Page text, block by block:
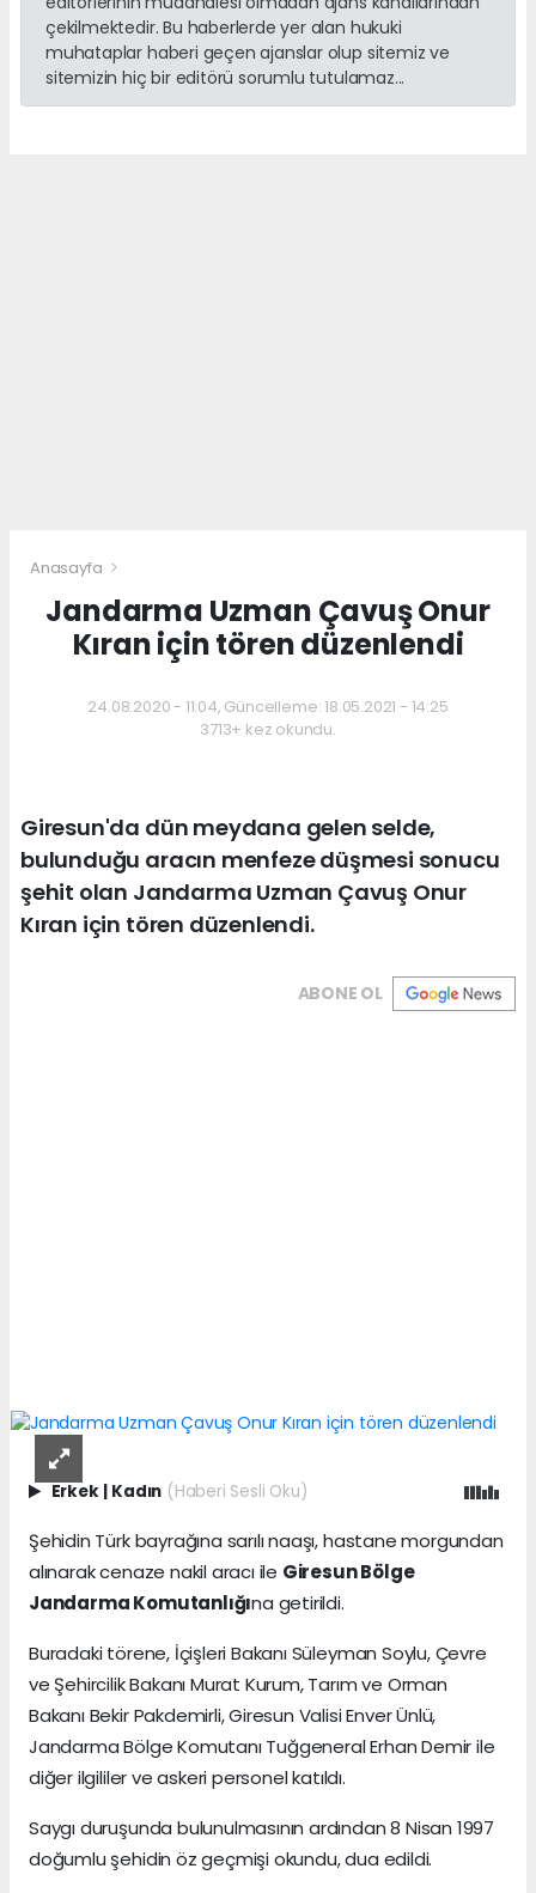
çekilmektedir. Bu haberlerde yer alan hukuki
muhataplar haberi geçen ajanslar olup sitemiz ve
sitemizin hiç bir editörü sorumlu tutulamaz...
Anasayfa
Jandarma Uzman Çavuş Onur
Kıran için tören düzenlendi
24.08.2020 - 11:04, Güncelleme: 18.05.2021 - 14:25
3713+ kez okundu.
Giresun'da dün meydana gelen selde,
bulunduğu aracın menfeze düşmesi sonucu
şehit olan Jandarma Uzman Çavuş Onur
Kıran için tören düzenlendi.
ABONE OL
Erkek Kadın (Haberi Sesli Oku)
Şehidin Türk bayrağına sarılı naaşı, hastane morgundan
alınarak cenaze nakil aracı ile Giresun Bölge
Jandarma Komutanlığına getirildi.
Buradaki törene, İçişleri Bakanı Süleyman Soylu, Çevre
ve Şehircilik Bakanı Murat Kurum, Tarım ve Orman
Bakanı Bekir Pakdemirli, Giresun Valisi Enver Ünlü,
Jandarma Bölge Komutanı Tuğgeneral Erhan Demir ile
diğer ilgililer ve askeri personel katıldı.
Saygı duruşunda bulunulmasının ardından 8 Nisan 1997
doğumlu şehidin öz geçmişi okundu, dua edildi.